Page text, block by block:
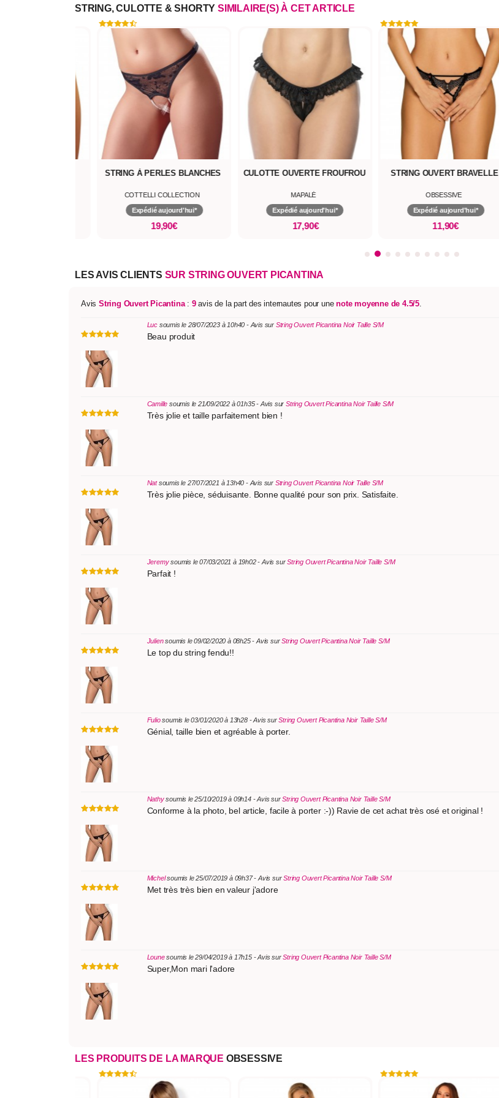
STRING, CULOTTE & SHORTY SIMILAIRE(S) À CET ARTICLE
STRING À PERLES BLANCHES
COTTELLI COLLECTION
Expédié aujourd'hui*
19,90€
CULOTTE OUVERTE FROUFROU
MAPALÉ
Expédié aujourd'hui*
17,90€
STRING OUVERT BRAVELLE
OBSESSIVE
Expédié aujourd'hui*
11,90€
LES AVIS CLIENTS SUR STRING OUVERT PICANTINA
Avis String Ouvert Picantina: 9avis de la part des internautes pour unenote moyenne de 4.5/5
Lucsoumis le 28/07/2023 à 10h40 - Avis sur String Ouvert Picantina Noir Taille S/M
Beau produit
Camille soumis le 21/09/2022 à 01h35 - Avis sur String Ouvert Picantina Noir Taille S/M
Très jolie et taille parfaitement bien !
Natsoumis le 27/07/2021 à 13h40 - Avis sur String Ouvert Picantina Noir Taille S/M
Très jolie pièce, séduisante. Bonne qualité pour son prix. Satisfaite.
Jeremysoumis le 07/03/2021 à 19h02 - Avis surString Ouvert Picantina Noir Taille S/M
Parfait !
Juliensoumis le 09/02/2020 à 08h25 - Avis surString Ouvert Picantina Noir Taille S/M
Le top du string fendu!!
Fuliosoumis le 03/01/2020 à 13h28 - Avis surString Ouvert Picantina Noir Taille S/M
Génial, taille bien et agréable à porter.
Nathysoumis le 25/10/2019 à 09h14 - Avis surString Ouvert Picantina Noir Taille S/M
Conforme à la photo, bel article, facile à porter :-)) Ravie de cet achat très osé et original !
Michelsoumis le 25/07/2019 à 09h37 - Avis surString Ouvert Picantina Noir Taille S/M
Met très très bien en valeur j'adore
Lounesoumis le 29/04/2019 à 17h15 - Avis surString Ouvert Picantina Noir Taille S/M
Super,Mon mari l'adore
LES PRODUITS DE LA MARQUE OBSESSIVE